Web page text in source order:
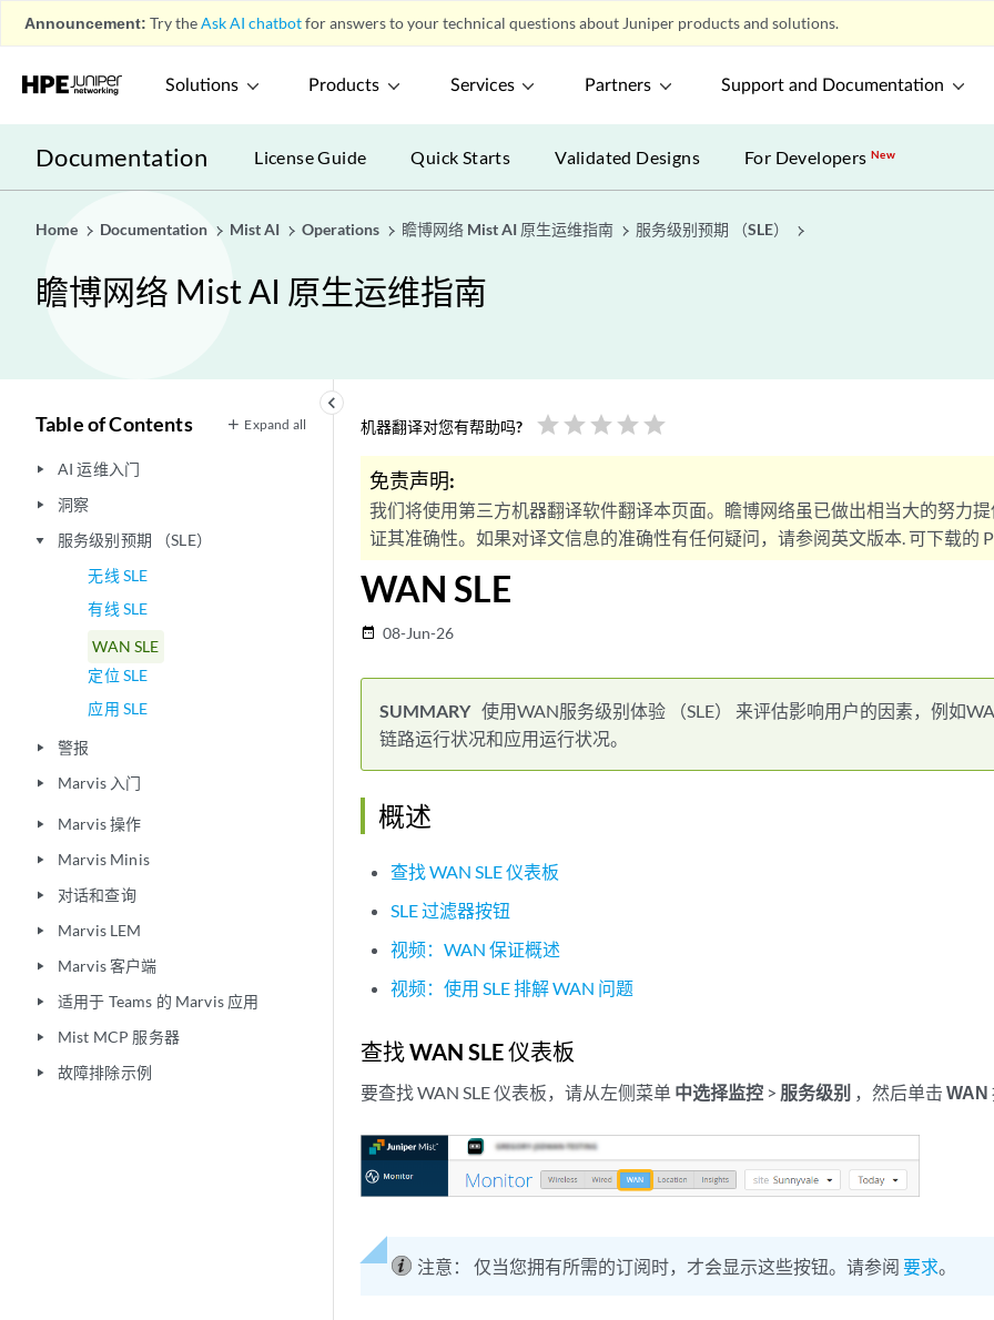
Announcement: Try theAsk AI chatbotfor answers to your technical questions about Juniper products and solutions.
Solutions Products Services Partners Support and Documentation
Documentation License Guide Quick Starts Validated Designs For DevelopersNew
Home Documentation Mist AI Operations 瞻博网络 Mist AI 原生运维指南 服务级别预期 （SLE）
瞻博网络 Mist AI 原生运维指南
keyboard_arrow_left
Table of Contents Expand all
play_arrow AI 运维入门
play_arrow 洞察
play_arrow
服务级别预期 （SLE）
无线 SLE
有线 SLE
WAN SLE
定位 SLE
应用 SLE
play_arrow 警报
play_arrow Marvis 入门
play_arrow Marvis 操作
play_arrow Marvis Minis
play_arrow 对话和查询
play_arrow Marvis LEM
play_arrow Marvis 客户端
play_arrow 适用于 Teams 的 Marvis 应用
play_arrow Mist MCP 服务器
play_arrow 故障排除示例
机器翻译对您有帮助吗? star star star star star
免责声明:
我们将使用第三方机器翻译软件翻译本页面。瞻博网络虽已做出相当大的努力
证其准确性。如果对译文信息的准确性有任何疑问，请参阅英文版本. 可下载的
WAN SLE
date_range 08-Jun-26
使用WAN服务级别体验 （SLE） 来评估影响用户的因素，例如
链路运行状况和应用运行状况。
概述
查找 WAN SLE 仪表板
SLE 过滤器按钮
视频：WAN 保证概述
视频：使用 SLE 排解 WAN 问题
查找 WAN SLE 仪表板
要查找 WAN SLE 仪表板，请从左侧菜单 中选择监控 > 服务级别 ，然后单击 WAN
注意： 仅当您拥有所需的订阅时，才会显示这些按钮。请参阅 要求。